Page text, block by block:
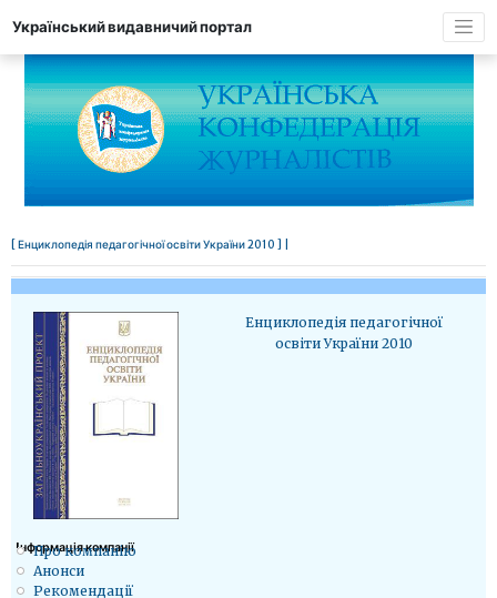
Український видавничий портал
[ Енциклопедія педагогічної освіти України 2010 ] |
Енциклопедія педагогічної
освіти України 2010
Iнформація компанії
Про компанію
Анонси
Рекомендації